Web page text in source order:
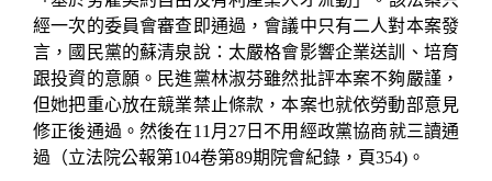
經一次的委員會審查即通過，會議中只有二人對本案發
言，國民黨的蘇清泉說：太嚴格會影響企業送訓、培育
跟投資的意願。民進黨林淑芬雖然批評本案不夠嚴謹，
但她把重心放在競業禁止條款，本案也就依勞動部意見
修正後通過。然後在11 月 27日不用經政黨協商就三讀通
過（立法院公報第104卷第89期 院會紀錄，頁354) 。